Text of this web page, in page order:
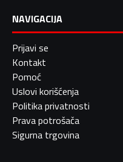
NAVIGACIJA
Prijavi se
Kontakt
Pomoć
Uslovi korišćenja
Politika privatnosti
Prava potrošača
Sigurna trgovina